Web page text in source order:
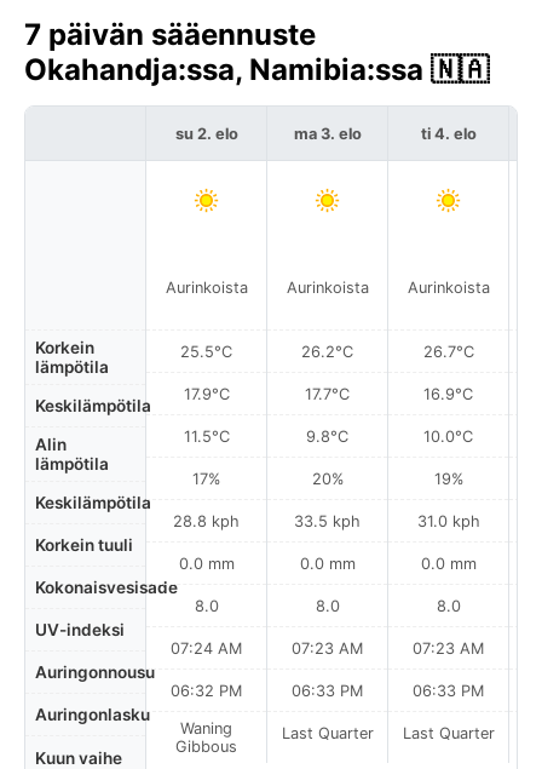
7 päivän sääennuste
Okahandja:ssa, Namibia:ssa 🇳🇦
Korkein
lämpötila
Keskilämpötila
Alin
lämpötila
Keskilämpötila
Korkein tuuli
Kokonaisvesisade
UV-indeksi
Auringonnousu
Auringonlasku
Kuun vaihe
su 2. elo
Aurinkoista
25.5°C
17.9°C
11.5°C
17%
28.8 kph
0.0 mm
8.0
07:24 AM
06:32 PM
Waning
Gibbous
ma 3. elo
Aurinkoista
26.2°C
17.7°C
9.8°C
20%
33.5 kph
0.0 mm
8.0
07:23 AM
06:33 PM
Last Quarter
ti 4. elo
Aurinkoista
26.7°C
16.9°C
10.0°C
19%
31.0 kph
0.0 mm
8.0
07:23 AM
06:33 PM
Last Quarter